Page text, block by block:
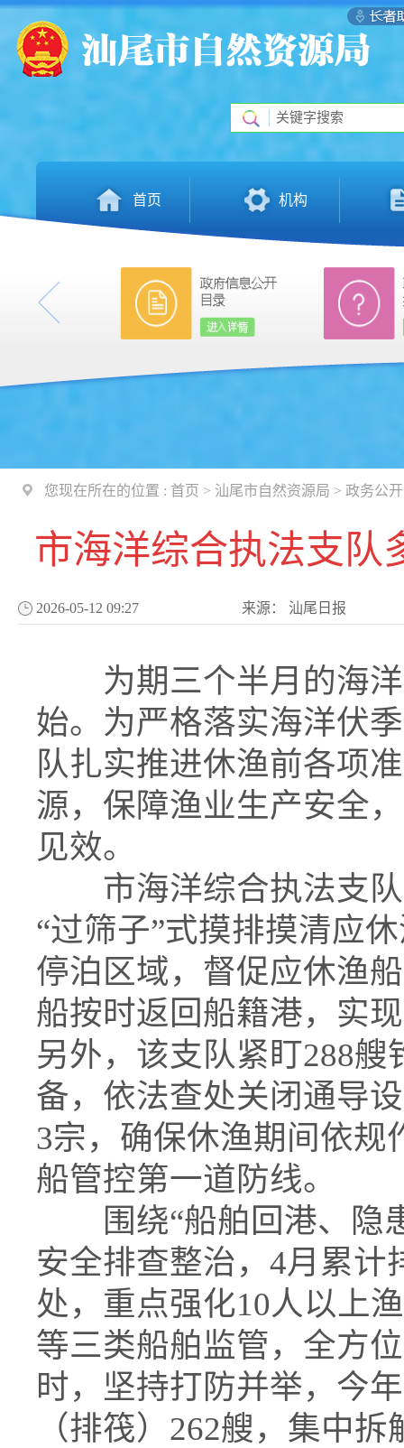
首页 机构
您现在所在的位置 : 首页 > 汕尾市自然资源局 > 政务公开
市海洋综合执法支队
2026-05-12 09:27 来源： 汕尾日报
为期三个半月的海洋
始。为严格落实海洋伏
队扎实推进休渔前各项
源，保障渔业生产安全
见效。
市海洋综合执法支队
“过筛子”式摸排摸清应
停泊区域，督促应休渔
船按时返回船籍港，实
另外，该支队紧盯288
备，依法查处关闭通导
3宗，确保休渔期间依规
船管控第一道防线。
围绕“船舶回港、隐
安全排查整治，4月累计
处，重点强化10人以上
等三类船舶监管，全方
时，坚持打防并举，今
（排筏）262艘，集中